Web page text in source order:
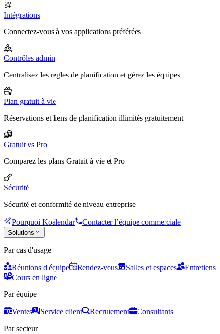
Intégrations
Connectez-vous à vos applications préférées
Contrôles admin
Centralisez les règles de planification et gérez les équipes
Plan gratuit à vie
Réservations et liens de planification illimités gratuitement
Gratuit vs Pro
Comparez les plans Gratuit à vie et Pro
Sécurité
Sécurité et conformité de niveau entreprise
Pourquoi Koalendar Contacter l’équipe commerciale
Solutions
Par cas d'usage
Réunions d'équipe Rendez-vous Salles et espaces
Entretiens
Cours en ligne
Par équipe
Ventes Service client Recrutement
Consultants
Par secteur